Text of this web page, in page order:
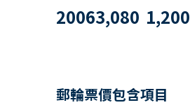
20063,080 1,200
郵輪票價包含項目